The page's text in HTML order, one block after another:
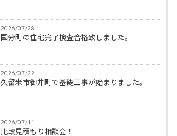
2026/07/28
国分町の住宅完了検査合格致しました。
2026/07/22
久留米市御井町で基礎工事が始まりました。
2026/07/11
比較見積もり相談会！